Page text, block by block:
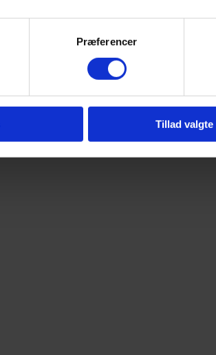
Præferencer
Tillad valgte